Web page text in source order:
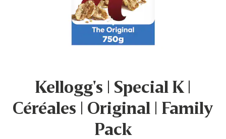
Kellogg's | Special K |
Céréales | Original | Family
Pack